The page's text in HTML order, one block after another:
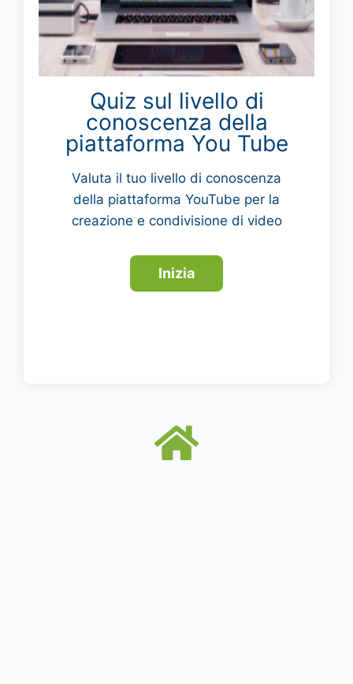
Quiz sul livello di
conoscenza della
piattaforma You Tube
Valuta il tuo livello di conoscenza
della piattaforma YouTube per la
creazione e condivisione di video